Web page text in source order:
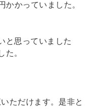
かかっていました。
と思っていました
た。
ただけます。是非と